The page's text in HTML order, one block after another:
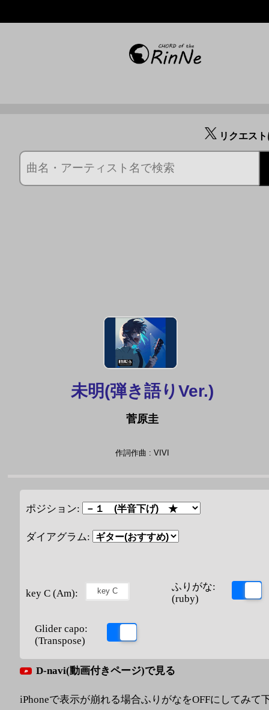
リクエス
未明(弾き語りVer.)
菅原圭
作詞作曲 : VIVI
ポジション:
ダイアグラム:
key C (Am):
ふりがな:
(ruby)
Glider capo:
(Transpose)
D-navi(動画付きページ)で見る
iPhoneで表示が崩れる場合ふりがなをOFFにしてみて